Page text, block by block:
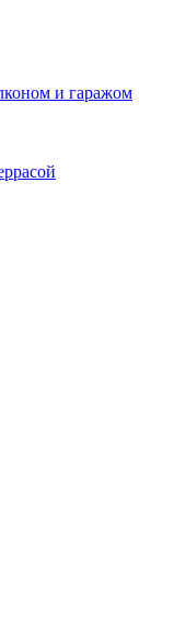
и гаражом